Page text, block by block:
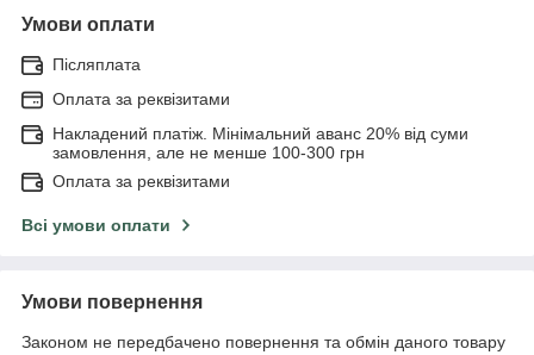
Умови оплати
Післяплата
Оплата за реквізитами
Накладений платіж. Мінімальний аванс 20% від суми
замовлення, але не менше 100-300 грн
Оплата за реквізитами
Всі умови оплати
Умови повернення
Законом не передбачено повернення та обмін даного товару